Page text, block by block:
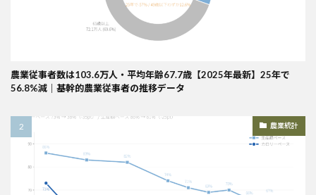
農業従事者数は103.6万人・平均年齢67.7歳【2025年最新】25年で
56.8%減｜基幹的農業従事者の推移データ
農業統計